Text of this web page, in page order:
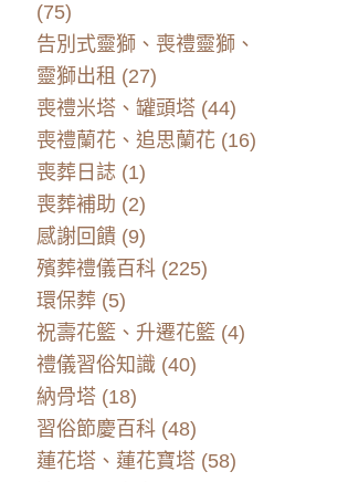
(75)
告別式靈獅、喪禮靈獅、
靈獅出租 (27)
喪禮米塔、罐頭塔 (44)
喪禮蘭花、追思蘭花(16)
喪葬日誌 (1)
喪葬補助 (2)
感謝回饋(9)
殯葬禮儀百科(225)
環保葬(5)
祝壽花籃、升遷花籃 (4)
禮儀習俗知識 (40)
納骨塔 (18)
習俗節慶百科(48)
蓮花塔、蓮花寶塔 (58)